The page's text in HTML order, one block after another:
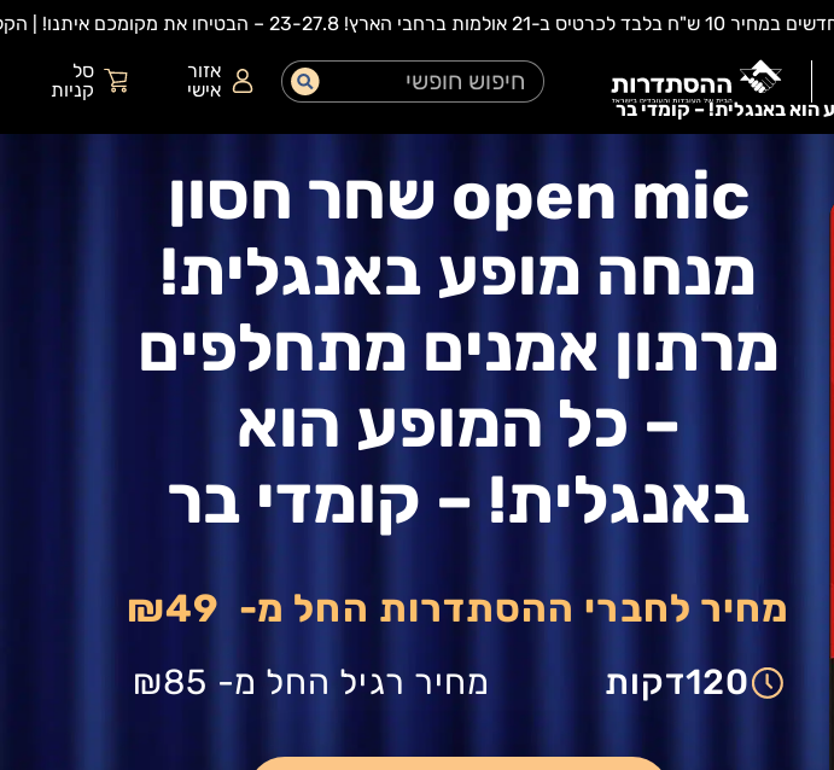
אזור
אישי
סל
קניות
open mic שחר חסון
מנחה מופע באנגלית!
מרתון אמנים מתחלפים
– כל המופע הוא
באנגלית! – קומדי בר
מחיר לחברי ההסתדרות החל מ- ₪49
מחיר רגיל החל מ- ₪85 120דקות